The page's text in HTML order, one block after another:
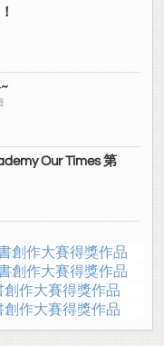
Our Times 第
創作大賽得獎作品
創作大賽得獎作品
作大賽得獎作品
作大賽得獎作品